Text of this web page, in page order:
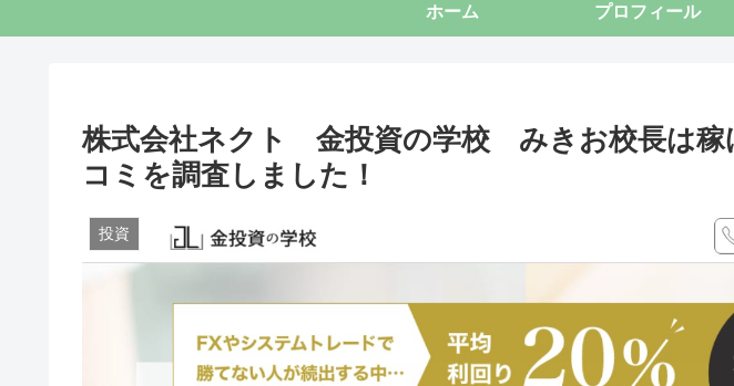
ホーム プロフィール
株式会社ネクト 金投資の学校 みきお校長は稼
コミを調査しました！
投資